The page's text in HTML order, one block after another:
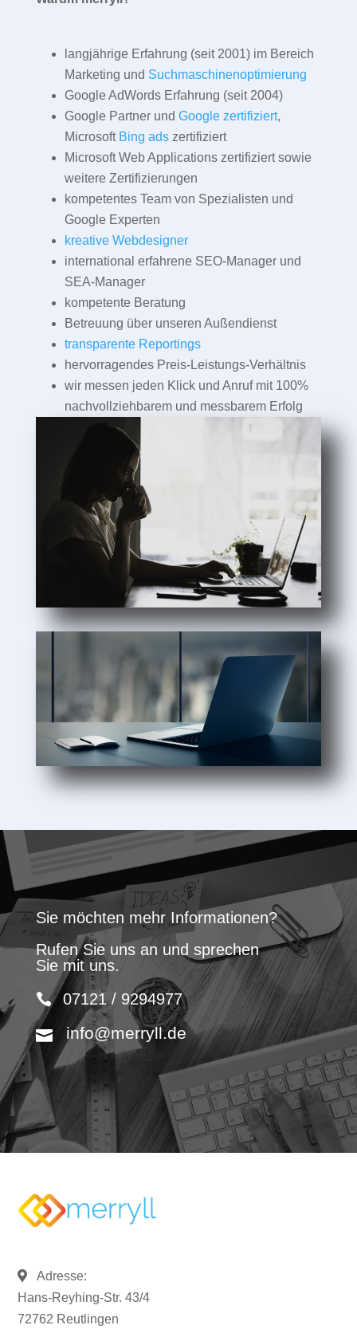
langjährige Erfahrung (seit 2001) im Bereich
Marketing und Suchmaschinenoptimierung
Google AdWords Erfahrung (seit 2004)
Google Partner und Google zertifiziert,
Microsoft Bing adszertifiziert
Microsoft Web Applications zertifiziert sowie
weitere Zertifizierungen
kompetentes Team von Spezialisten und
Google Experten
kreative Webdesigner
international erfahrene SEO-Manager und
SEA-Manager
kompetente Beratung
Betreuung über unseren Außendienst
transparente Reportings
hervorragendes Preis-Leistungs-Verhältnis
wir messen jeden Klick und Anruf mit 100%
nachvollziehbarem und messbarem Erfolg
Sie möchten mehr Informationen?
Rufen Sie uns an und sprechen
Sie mit uns.
07121 / 9294977
info@merryll.de
Adresse:
Hans-Reyhing-Str. 43/4
72762 Reutlingen